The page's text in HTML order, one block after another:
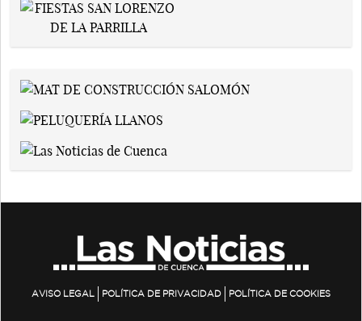
AVISO LEGAL POLÍTICA DE PRIVACIDAD POLÍTICA DE COOKIES